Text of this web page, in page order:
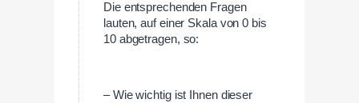
Die entsprechenden Fragen
lauten, auf einer Skala von 0 bis
10 abgetragen, so:
– Wie wichtig ist Ihnen dieser